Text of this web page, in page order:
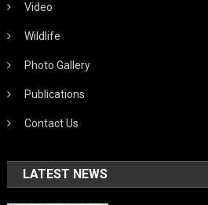
Video
Wildlife
Photo Gallery
Publications
Contact Us
LATEST NEWS